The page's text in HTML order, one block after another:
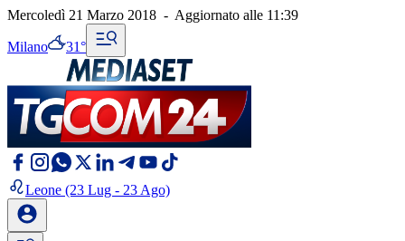
Mercoledì 21 Marzo 2018 - Aggiornato alle 11:39
Milano 31°
Leone (23 Lug - 23 Ago)